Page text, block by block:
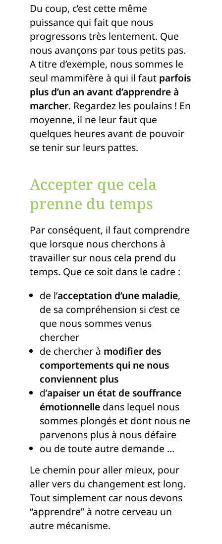
Du coup, c’est cette même
puissance qui fait que nous
progressons très lentement. Que
nous avançons par tous petits pas.
A titre d’exemple, nous sommes le
seul mammifère à qui il faut parfois
plus d’un an avant d’apprendre à
marcher. Regardez les poulains ! En
moyenne, il ne leur faut que
quelques heures avant de pouvoir
se tenir sur leurs pattes.
Accepter que cela
prenne du temps
Par conséquent, il faut comprendre
que lorsque nous cherchons à
travailler sur nous cela prend du
temps. Que ce soit dans le cadre :
de l’acceptation d’une maladie,
de sa compréhension si c’est ce
que nous sommes venus
chercher
de chercher à modifier des
comportements qui ne nous
conviennent plus
d’apaiser un état de souffrance
émotionnelle dans lequel nous
sommes plongés et dont nous ne
parvenons plus à nous défaire
ou de toute autre demande …
Le chemin pour aller mieux, pour
aller vers du changement est long.
Tout simplement car nous devons
“apprendre” à notre cerveau un
autre mécanisme.